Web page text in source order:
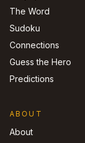
The Word
Sudoku
Connections
Guess the Hero
Predictions
ABOUT
About